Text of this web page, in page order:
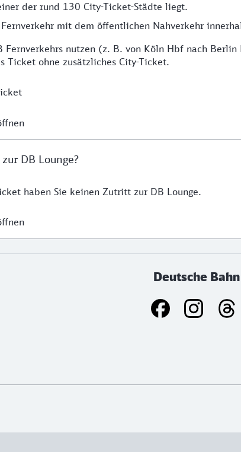
der rund 130 City-Ticket-Städte liegt.
mit dem öffentlichen Nahverkehr
Fernverkehrs nutzen (z. B. von Köln Hbf nach
Ticket ohne zusätzliches City-Ticket.
DB Lounge?
haben Sie keinen Zutritt zur DB Lounge.
Deutsche